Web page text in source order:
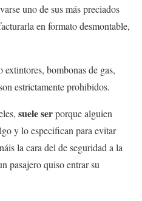
uno de sus más preciados
en formato desmontable,
bombonas de gas,
estrictamente prohibidos.
suele serporque alguien
y lo especifican para evitar
la cara del de seguridad a la
pasajero quiso entrar su